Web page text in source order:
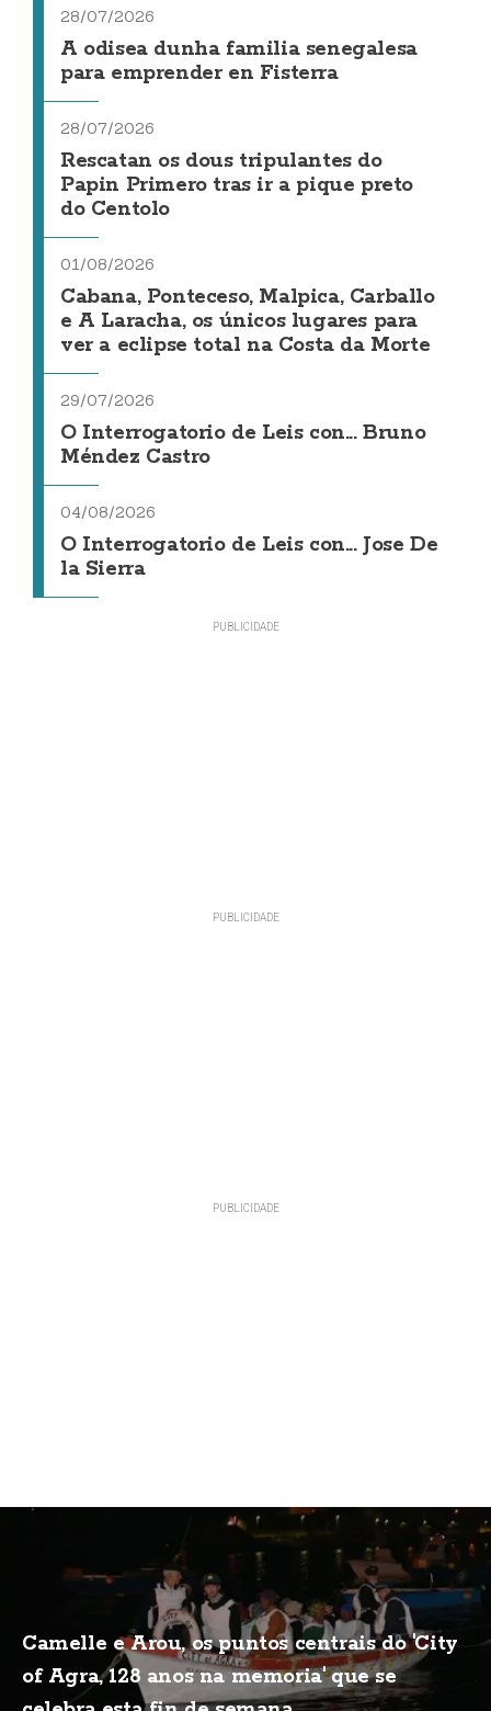
28/07/2026
A odisea dunha familia senegalesa
para emprender en Fisterra
28/07/2026
Rescatan os dous tripulantes do
Papin Primero tras ir a pique preto
do Centolo
01/08/2026
Cabana, Ponteceso, Malpica, Carballo
e A Laracha, os únicos lugares para
ver a eclipse total na Costa da Morte
29/07/2026
O Interrogatorio de Leis con... Bruno
Méndez Castro
04/08/2026
O Interrogatorio de Leis con... Jose De
la Sierra
Camelle e Arou, os puntos centrais do 'City
of Agra, 128 anos na memoria' que se